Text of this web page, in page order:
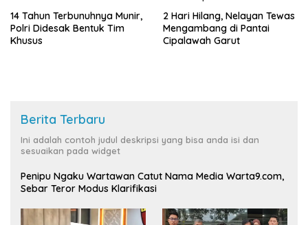
14 Tahun Terbunuhnya Munir,
Polri Didesak Bentuk Tim
Khusus
2 Hari Hilang, Nelayan Tewas
Mengambang di Pantai
Cipalawah Garut
Berita Terbaru
Ini adalah contoh judul deskripsi yang bisa anda isi dan
sesuaikan pada widget
Penipu Ngaku Wartawan Catut Nama Media Warta9.com,
Sebar Teror Modus Klarifikasi